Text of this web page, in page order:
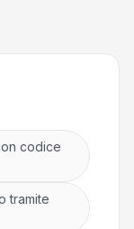
codice
tramite